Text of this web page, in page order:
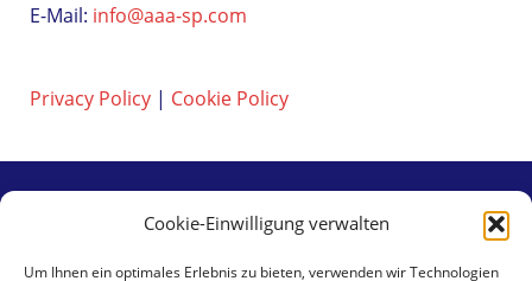
Cookie-Einwilligung verwalten
Um Ihnen ein optimales Erlebnis zu bieten, verwenden wir Technologien
E-Mail: info@aaa-sp.com
Privacy Policy | Cookie Policy